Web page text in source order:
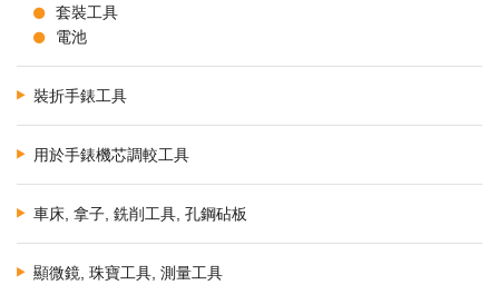
套裝工具
電池
裝折手錶工具
用於手錶機芯調較工具
車床, 拿子, 銑削工具, 孔鋼砧板
顯微鏡, 珠寶工具, 測量工具